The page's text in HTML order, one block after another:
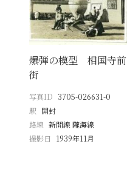
爆弾の模型 相国寺前
街
写真ID 3705-026631-0
駅 開封
路線 新開線 隴海線
撮影日
1939年11月